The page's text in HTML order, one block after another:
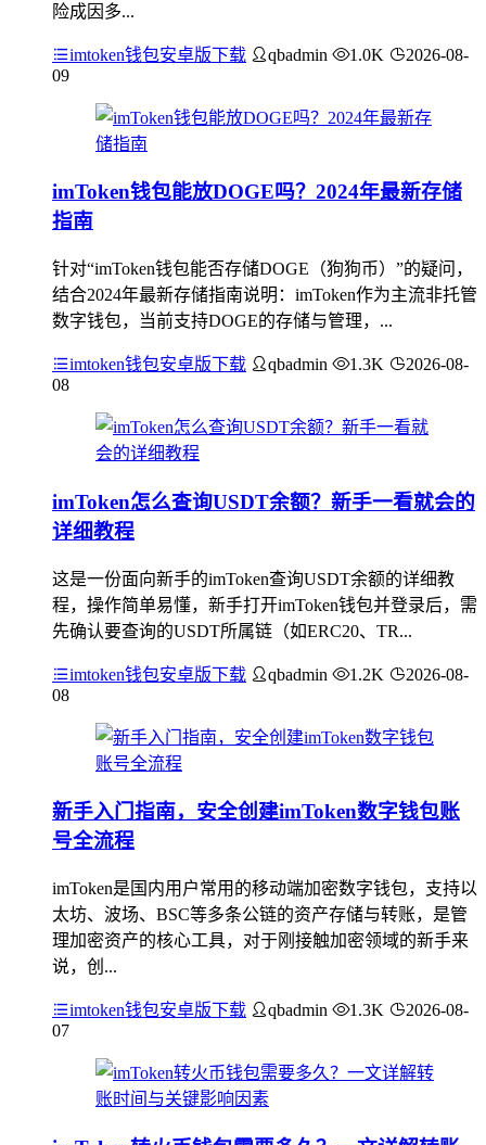
险成因多...
imtoken钱包安卓版下载 qbadmin 1.0K
2026-08-
09
imToken钱包能放DOGE吗？2024年最新存储
指南
针对“imToken钱包能否存储DOGE（狗狗币）”的疑问，
结合2024年最新存储指南说明：imToken作为主流非托管
数字钱包，当前支持DOGE的存储与管理，...
imtoken钱包安卓版下载 qbadmin 1.3K
2026-08-
08
imToken怎么查询USDT余额？新手一看就会的
详细教程
这是一份面向新手的imToken查询USDT余额的详细教
程，操作简单易懂，新手打开imToken钱包并登录后，需
先确认要查询的USDT所属链（如ERC20、TR...
imtoken钱包安卓版下载 qbadmin 1.2K
2026-08-
08
新手入门指南，安全创建imToken数字钱包账
号全流程
imToken是国内用户常用的移动端加密数字钱包，支持以
太坊、波场、BSC等多条公链的资产存储与转账，是管
理加密资产的核心工具，对于刚接触加密领域的新手来
说，创...
imtoken钱包安卓版下载 qbadmin 1.3K
2026-08-
07